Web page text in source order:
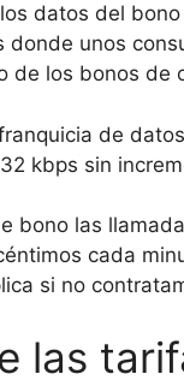
datos del
donde unos
de los bonos de
de
kbps sin
bono las
cada
si no
las